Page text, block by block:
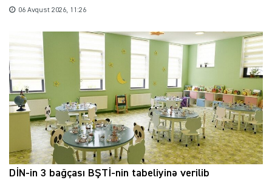
06 Avqust 2026, 11:26
DİN-in 3 bağçası BŞTİ-nin tabeliyinə verilib